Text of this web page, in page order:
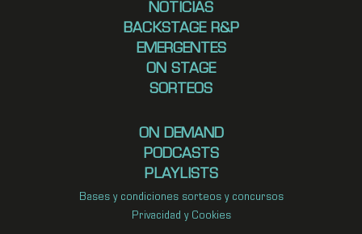
NOTICIAS
BACKSTAGE R&P
EMERGENTES
ON STAGE
SORTEOS
ON DEMAND
PODCASTS
PLAYLISTS
Bases y condiciones sorteos y concursos
Privacidad y Cookies